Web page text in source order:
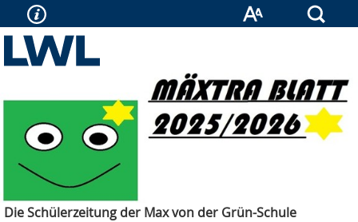
Die Schülerzeitung der Max von der Grün-Schule